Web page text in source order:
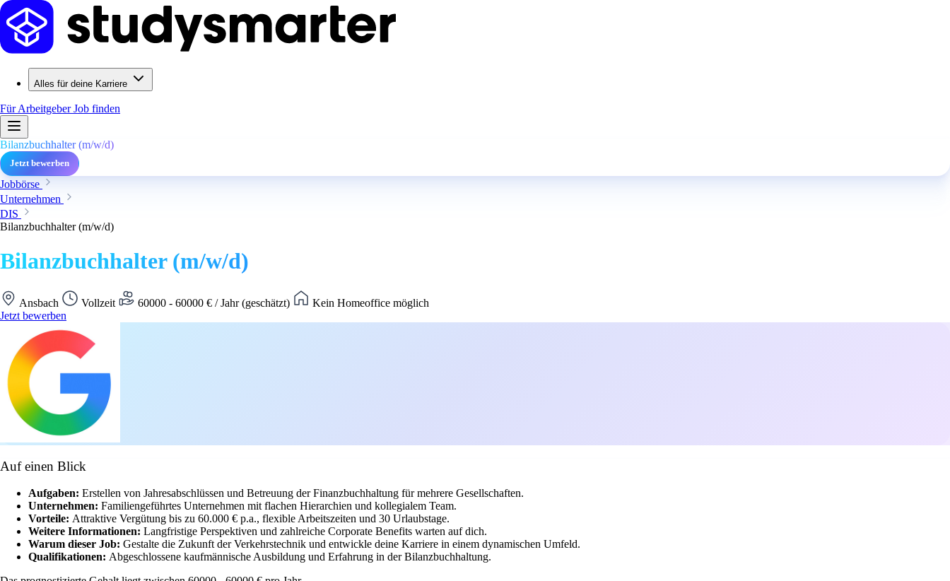
Alles für deine Karriere
Für ArbeitgeberJob finden
Bilanzbuchhalter (m/w/d)
Jetzt bewerben
Jobbörse
Unternehmen
DIS
Bilanzbuchhalter (m/w/d)
Bilanzbuchhalter (m/w/d)
Ansbach Vollzeit 60000 - 60000 € / Jahr (geschätzt)
Kein Homeoffice möglich
Jetzt bewerben
Auf einen Blick
Aufgaben: Erstellen von Jahresabschlüssen und Betreuung der Finanzbuchhaltung für mehrere Gesellschaften.
Unternehmen: Familiengeführtes Unternehmen mit flachen Hierarchien und kollegialem Team.
Vorteile: Attraktive Vergütung bis zu 60.000 € p.a., flexible Arbeitszeiten und 30 Urlaubstage.
Weitere Informationen: Langfristige Perspektiven und zahlreiche Corporate Benefits warten auf dich.
Warum dieser Job: Gestalte die Zukunft der Verkehrstechnik und entwickle deine Karriere in einem dynamischen Umfeld.
Qualifikationen: Abgeschlossene kaufmännische Ausbildung und Erfahrung in der Bilanzbuchhaltung.